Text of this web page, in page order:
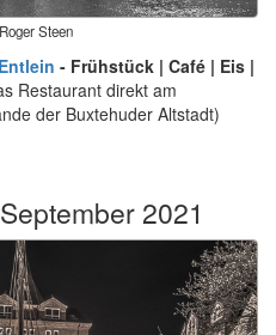
Steen
Entlein - Frühstück | Café | Eis |
Restaurant direkt am
der Buxtehuder Altstadt)
2021